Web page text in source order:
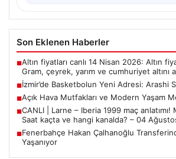
Son Eklenen Haberler
■Altın fiyatları canlı 14 Nisan 2026: Altın
Gram, çeyrek, yarım ve cumhuriyet altını
■İzmir’de Basketbolun Yeni Adresi: Arashi
■Açık Hava Mutfakları ve Modern Yaşam
■CANLI | Larne – Iberia 1999 maç anlatımı!
Saat kaçta ve hangi kanalda? – 04
■Fenerbahçe Hakan Çalhanoğlu
Yaşanıyor